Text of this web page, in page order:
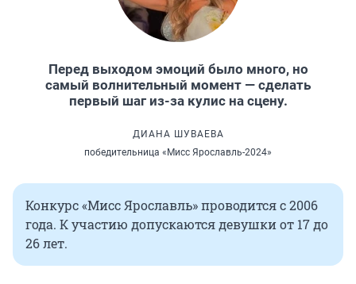
Перед выходом эмоций было много, но
самый волнительный момент — сделать
первый шаг из-за кулис на сцену.
ДИАНА ШУВАЕВА
победительница «Мисс Ярославль-2024»
Конкурс «Мисс Ярославль» проводится с 2006
года. К участию допускаются девушки от 17 до
26 лет.